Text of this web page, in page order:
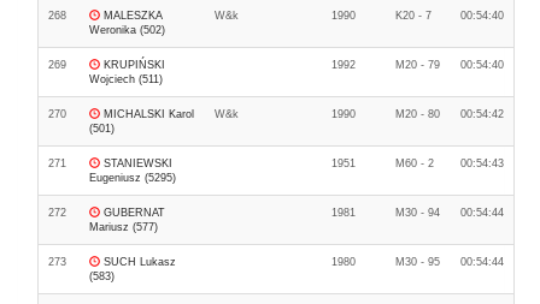
268
MALESZKA
Weronika (502)
W&k 1990 K20 - 7 00:54:40
269
KRUPIŃSKI
Wojciech (511)
1992 M20 - 79 00:54:40
270
MICHALSKI Karol
(501)
W&k 1990 M20 - 80 00:54:42
271
STANIEWSKI
Eugeniusz (5295)
1951 M60 - 2 00:54:43
272
GUBERNAT
Mariusz (577)
1981 M30 - 94 00:54:44
273
SUCH Lukasz
(583)
1980 M30 - 95 00:54:44